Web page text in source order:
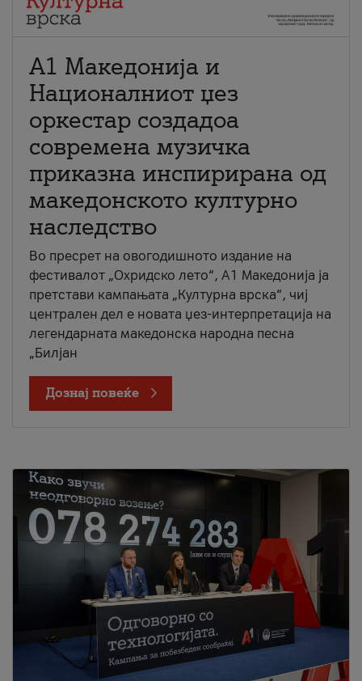
А1 Македонија и
Националниот џез
оркестар создадоа
современа музичка
приказна инспирирана од
македонското културно
наследство
Во пресрет на овогодишното издание на
фестивалот „Охридско лето“, А1 Македонија ја
претстави кампањата „Културна врска“, чиј
централен дел е новата џез-интерпретација на
легендарната македонска народна песна
„Билјан
Дознај повеќе